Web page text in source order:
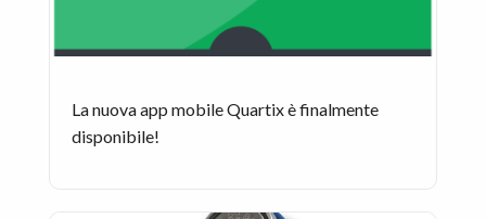
La nuova app mobile Quartix è finalmente
disponibile!